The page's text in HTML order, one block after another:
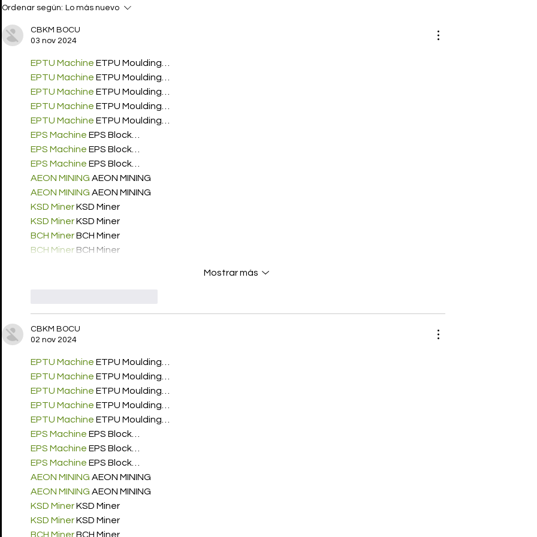
GALLIANO no es el
problema
tiempo y tratar de no
Ordenar según: Lo más nuevo
CBKM BOCU
03 nov 2024
EPTU Machine ETPU Moulding…
EPTU Machine ETPU Moulding…
EPTU Machine ETPU Moulding…
EPTU Machine ETPU Moulding…
EPTU Machine ETPU Moulding…
EPS Machine EPS Block…
EPS Machine EPS Block…
EPS Machine EPS Block…
AEON MINING AEON MINING
AEON MINING AEON MINING
KSD Miner KSD Miner
KSD Miner KSD Miner
BCH Miner BCH Miner
BCH Miner BCH Miner
Mostrar más
CBKM BOCU
02 nov 2024
EPTU Machine ETPU Moulding…
EPTU Machine ETPU Moulding…
EPTU Machine ETPU Moulding…
EPTU Machine ETPU Moulding…
EPTU Machine ETPU Moulding…
EPS Machine EPS Block…
EPS Machine EPS Block…
EPS Machine EPS Block…
AEON MINING AEON MINING
AEON MINING AEON MINING
KSD Miner KSD Miner
KSD Miner KSD Miner
BCH Miner BCH Miner